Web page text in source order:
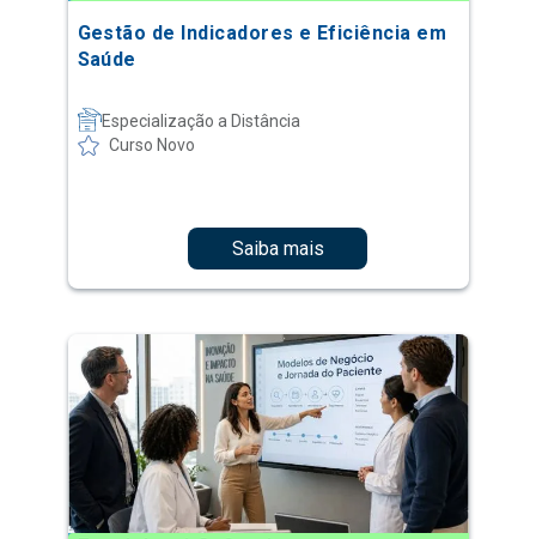
Gestão de Indicadores e Eficiência em
Saúde
Especialização a Distância
Curso Novo
Saiba mais